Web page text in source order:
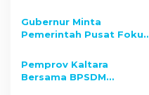
i
g
a
t
2045
Gubernur Minta
Pemerintah Pusat Fokus
Pemprov Kaltara
Bersama BPSDM